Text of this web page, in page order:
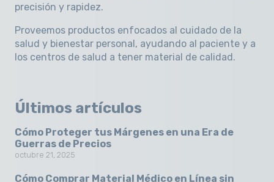
precisión y rapidez.
Proveemos productos enfocados al cuidado de la
salud y bienestar personal, ayudando al paciente y a
los centros de salud a tener material de calidad.
Últimos artículos
Cómo Proteger tus Márgenes en una Era de
Guerras de Precios
octubre 21, 2025
Cómo Comprar Material Médico en Línea sin